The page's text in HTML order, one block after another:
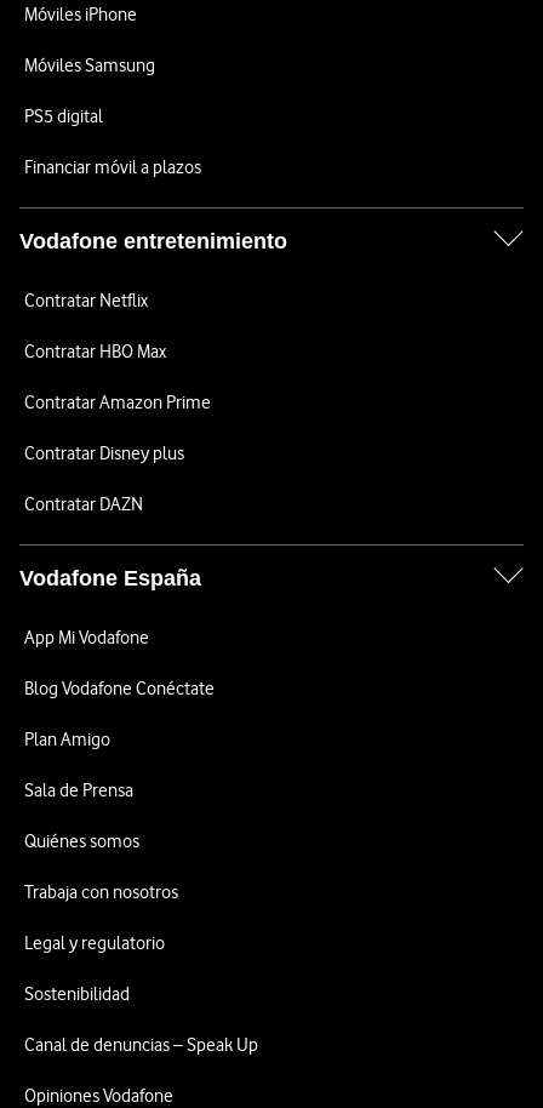
Móviles iPhone
Móviles Samsung
PS5 digital
Financiar móvil a plazos
Vodafone entretenimiento
Contratar Netflix
Contratar HBO Max
Contratar Amazon Prime
Contratar Disney plus
Contratar DAZN
Vodafone España
App Mi Vodafone
Blog Vodafone Conéctate
Plan Amigo
Sala de Prensa
Quiénes somos
Trabaja con nosotros
Legal y regulatorio
Sostenibilidad
Canal de denuncias – Speak Up
Opiniones Vodafone